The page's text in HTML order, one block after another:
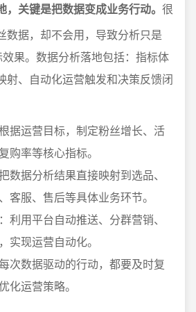
关键是把数据变成业务行动。 很
数据，却不会用，导致分析只是
效果。数据分析落地包括：指标体
射、自动化运营触发和决策反馈闭
据运营目标，制定粉丝增长、活
购率等核心指标。
数据分析结果直接映射到选品、
客服、售后等具体业务环节。
利用平台自动推送、分群营销、
实现运营自动化。
次数据驱动的行动，都要及时复
化运营策略。